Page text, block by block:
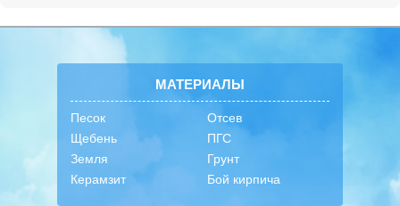
МАТЕРИАЛЫ
Песок
Щебень
Земля
Керамзит
Отсев
ПГС
Грунт
Бой кирпича